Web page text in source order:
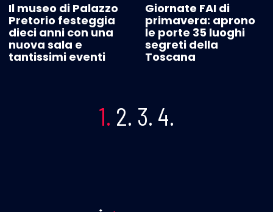
Il museo di Palazzo
Pretorio festeggia
dieci anni con una
nuova sala e
tantissimi eventi
Giornate FAI di
primavera: aprono
le porte 35 luoghi
segreti della
Toscana
1. 2. 3. 4.